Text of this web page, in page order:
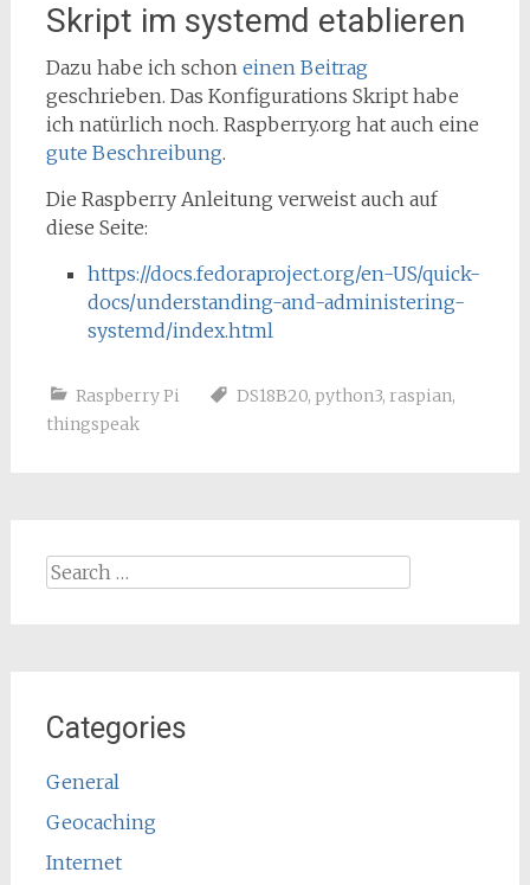
Skript im systemd etablieren
Dazu habe ich schon einen Beitrag
geschrieben. Das Konfigurations Skript habe
ich natürlich noch. Raspberry.org hat auch eine
gute Beschreibung.
Die Raspberry Anleitung verweist auch auf
diese Seite:
https://docs.fedoraproject.org/en-US/quick-
docs/understanding-and-administering-
systemd/index.html
Raspberry Pi DS18B20, python3, raspian,
thingspeak
Search
Categories
General
Geocaching
Internet